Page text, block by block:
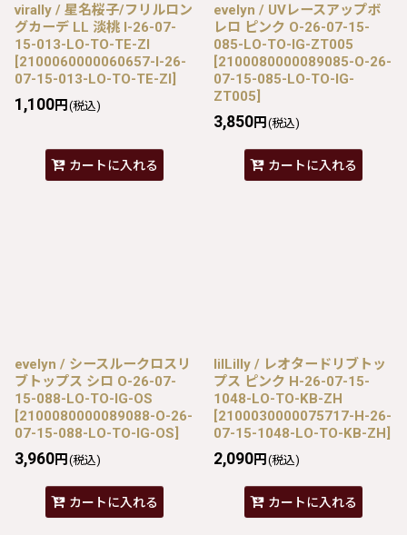
virally / 星名桜子/フリルロン
グカーデ LL 淡桃 I-26-07-
15-013-LO-TO-TE-ZI
[2100060000060657-I-26-
07-15-013-LO-TO-TE-ZI]
1,100円 (税込)
カートに入れる
evelyn / UVレースアップボ
レロ ピンク O-26-07-15-
085-LO-TO-IG-ZT005
[2100080000089085-O-26-
07-15-085-LO-TO-IG-
ZT005]
3,850円 (税込)
カートに入れる
evelyn / シースルークロスリ
ブトップス シロ O-26-07-
15-088-LO-TO-IG-OS
[2100080000089088-O-26-
07-15-088-LO-TO-IG-OS]
3,960円 (税込)
カートに入れる
lilLilly / レオタードリブトッ
プス ピンク H-26-07-15-
1048-LO-TO-KB-ZH
[2100030000075717-H-26-
07-15-1048-LO-TO-KB-ZH]
2,090円 (税込)
カートに入れる